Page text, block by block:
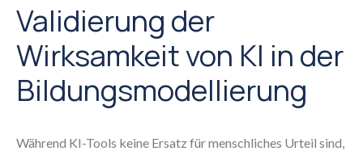
Validierung der
Wirksamkeit von KI in der
Bildungsmodellierung
Während KI-Tools keine Ersatz für menschliches Urteil sind,